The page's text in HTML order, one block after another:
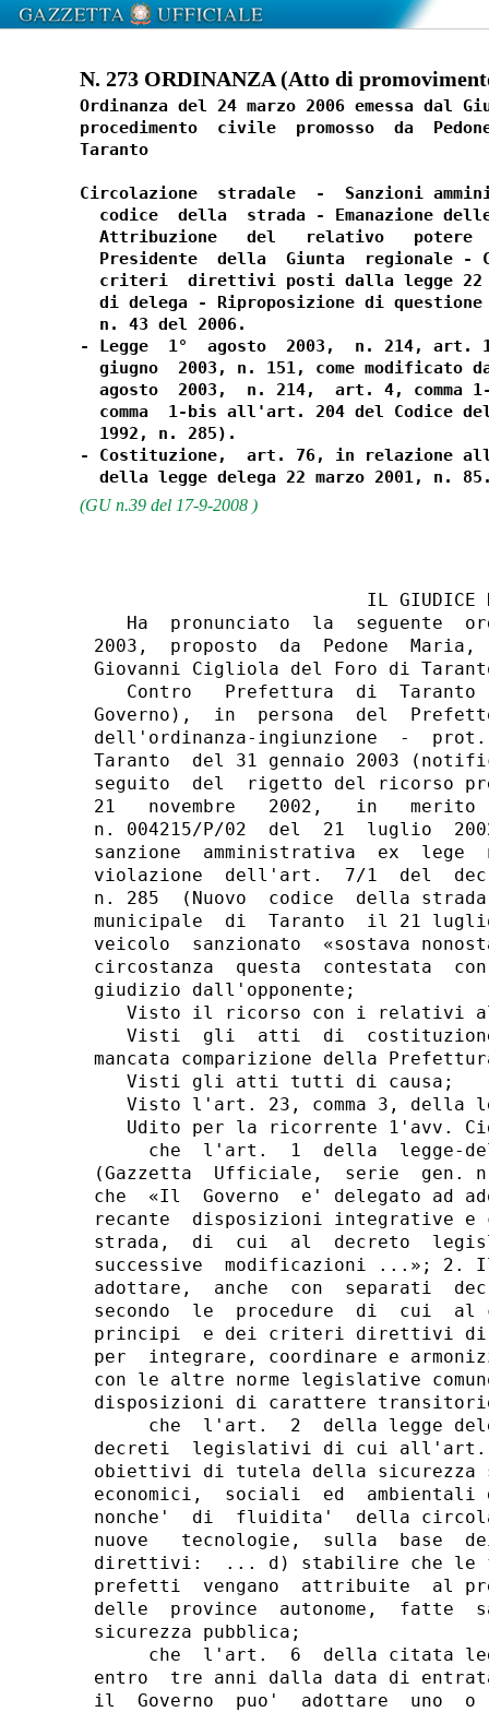
N. 273 ORDINANZA (Atto di
Ordinanza del 24 marzo 2006 emessa dal
procedimento  civile  promosso  da
Taranto
Circolazione  stradale  -  Sanzioni
codice  della  strada - Emanazione
Attribuzione   del   relativo   potere
Presidente  della  Giunta  regionale -
criteri  direttivi posti dalla legge
di delega - Riproposizione di
  n. 43 del 2006.
- Legge  1°  agosto  2003,  n. 214, art.
giugno  2003, n. 151, come modificato
agosto  2003,  n. 214,  art. 4, comma
comma  1-bis all'art. 204 del Codice
  1992, n. 285).
- Costituzione,  art. 76, in relazione
(GU n.39 del 17-9-2008 )
IL GIUDICE
Ha  pronunciato  la  seguente
2003,  proposto  da  Pedone
Giovanni Cigliola del Foro di
Contro   Prefettura  di  Taranto
Governo),  in  persona  del
dell'ordinanza-ingiunzione  -
Taranto  del 31 gennaio 2003
seguito  del  rigetto del ricorso
21   novembre   2002,   in
n. 004215/P/02  del  21  luglio
sanzione  amministrativa  ex  lege
violazione  dell'art.  7/1  del
n. 285  (Nuovo  codice  della
municipale  di  Taranto  il 21
veicolo  sanzionato  «sostava
circostanza  questa  contestata
giudizio dall'opponente;
Visto il ricorso con i relativi
Visti  gli  atti  di
mancata comparizione della
   Visti gli atti tutti di causa;
Visto l'art. 23, comma 3, della
Udito per la ricorrente 1'avv.
che  l'art.  1  della  legge-
(Gazzetta  Ufficiale,  serie  gen.
che  «Il  Governo  e' delegato ad
recante  disposizioni integrative e
strada,  di  cui  al  decreto
successive  modificazioni ...»; 2.
adottare,  anche  con  separati
secondo  le  procedure  di  cui  al
principi  e dei criteri direttivi di
per  integrare, coordinare e
con le altre norme legislative
disposizioni di carattere
che  l'art.  2  della legge
decreti  legislativi di cui all'art. 1
obiettivi di tutela della sicurezza
economici,  sociali  ed
nonche'  di  fluidita'  della
nuove   tecnologie,  sulla  base
direttivi:  ... d) stabilire che le
prefetti  vengano  attribuite  al
delle  province  autonome,  fatte
sicurezza pubblica;
che  l'art.  6  della citata
entro  tre anni dalla data di
il  Governo  puo'  adottare  uno